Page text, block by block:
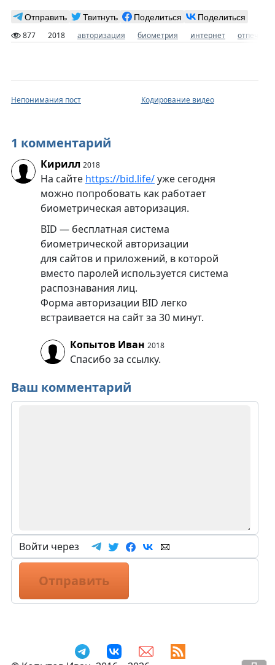
Отправить Твитнуть Поделиться Поделиться
877 2018 авторизация биометрия интернет
Непонимания пост Кодирование видео
1 комментарий
Кирилл 2018
На сайте https://bid.life/уже сегодня
можно попробовать как работает
биометрическая авторизация.
BID — бесплатная система
биометрической авторизации
для сайтов и приложений, в которой
вместо паролей используется система
распознавания лиц.
Форма авторизации BID легко
встраивается на сайт за 30 минут.
Копытов Иван 2018
Спасибо за ссылку.
Ваш комментарий
Войти через
Отправить